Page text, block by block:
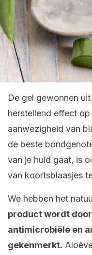
De gel gewonnen
herstellend effect
aanwezigheid van
de beste
van je huid gaat, is
van koortsblaasjes
We hebben het
product wordt
antimicrobiële en
gekenmerkt.